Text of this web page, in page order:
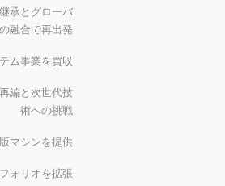
承とグローバ
融合で再出発
ム事業を買収
編と次世代技
術への挑戦
マシンを提供
ォリオを拡張